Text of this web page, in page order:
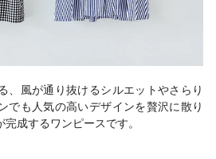
、風が通り抜けるシルエットやさらり
でも人気の高いデザインを贅沢に散り
成するワンピースです。